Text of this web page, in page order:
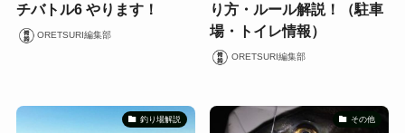
チバトル6 やります！
ORETSURI編集部
り方・ルール解説！（駐車
場・トイレ情報）
ORETSURI編集部
釣り場解説 その他